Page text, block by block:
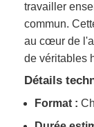
travailler
commun.
au cœur de
de véritables
Détails
Format :